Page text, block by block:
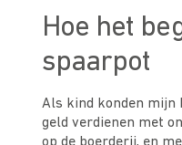
Hoe het
spaarpot
Als kind konden mijn
geld verdienen met